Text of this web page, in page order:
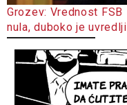
Grozev: Vrednost
nula, duboko je